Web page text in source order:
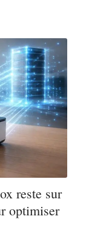
reste sur
optimiser